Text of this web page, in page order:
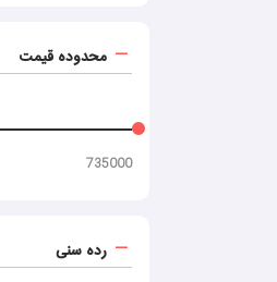
محدوده قیمت
735000
رده سنی